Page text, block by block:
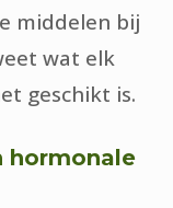
middelen bij
wat elk
geschikt is.
hormonale